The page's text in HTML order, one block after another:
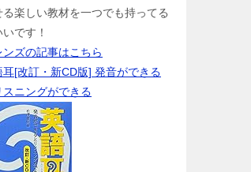
る楽しい教材を一つでも持ってる
いです！
ンズの記事はこちら
耳[改訂・新CD版] 発音ができる
スニングができる